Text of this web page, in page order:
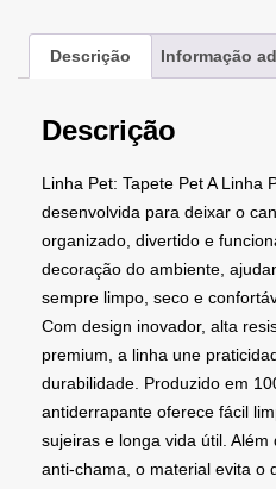
Descrição Informação
Descrição
Linha Pet: Tapete Pet A Linha
desenvolvida para deixar o
organizado, divertido e
decoração do ambiente,
sempre limpo, seco e
Com design inovador, alta
premium, a linha une
durabilidade. Produzido em
antiderrapante oferece fácil
sujeiras e longa vida útil.
anti-chama, o material evita o